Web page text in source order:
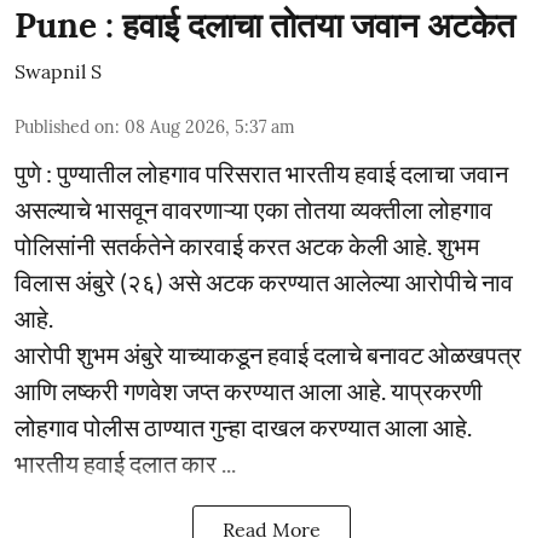
Pune : हवाई दलाचा तोतया जवान अटकेत
Swapnil S
Published on: 08 Aug 2026, 5:37 am
पुणे : पुण्यातील लोहगाव परिसरात भारतीय हवाई दलाचा जवान
असल्याचे भासवून वावरणाऱ्या एका तोतया व्यक्तीला लोहगाव
पोलिसांनी सतर्कतेने कारवाई करत अटक केली आहे. शुभम
विलास अंबुरे (२६) असे अटक करण्यात आलेल्या आरोपीचे नाव
आहे.
आरोपी शुभम अंबुरे याच्याकडून हवाई दलाचे बनावट ओळखपत्र
आणि लष्करी गणवेश जप्त करण्यात आला आहे. याप्रकरणी
लोहगाव पोलीस ठाण्यात गुन्हा दाखल करण्यात आला आहे.
भारतीय हवाई दलात कार ...
Read More